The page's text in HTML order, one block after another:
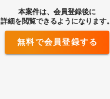
本案件は、会員登録後に
詳細を閲覧できるようになります。
無料で会員登録する